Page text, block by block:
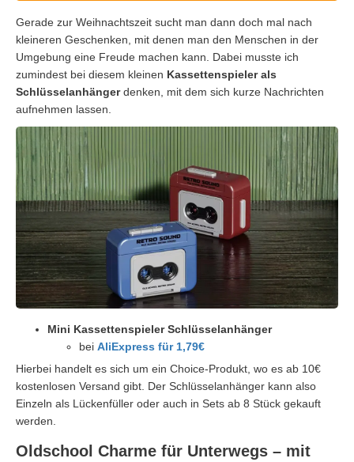
Gerade zur Weihnachtszeit sucht man dann doch mal nach
kleineren Geschenken, mit denen man den Menschen in der
Umgebung eine Freude machen kann. Dabei musste ich
zumindest bei diesem kleinen Kassettenspieler als
Schlüsselanhängerdenken, mit dem sich kurze Nachrichten
aufnehmen lassen.
Mini Kassettenspieler Schlüsselanhänger
bei AliExpress für 1,79€
Hierbei handelt es sich um ein Choice-Produkt, wo es ab 10€
kostenlosen Versand gibt. Der Schlüsselanhänger kann also
Einzeln als Lückenfüller oder auch in Sets ab 8 Stück gekauft
werden.
Oldschool Charme für Unterwegs – mit